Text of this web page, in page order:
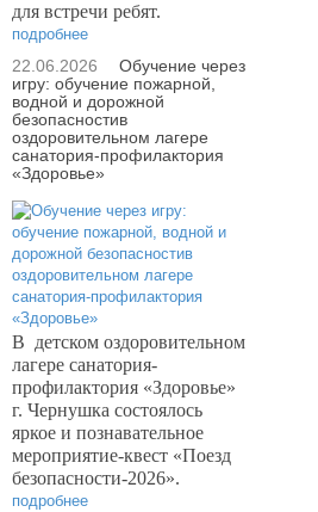
для встречи ребят.
подробнее
22.06.2026
Обучение через
игру: обучение пожарной,
водной и дорожной
безопасностив
оздоровительном лагере
санатория-профилактория
«Здоровье»
В детском оздоровительном
лагере санатория-
профилактория «Здоровье»
г. Чернушка состоялось
яркое и познавательное
мероприятие-квест «Поезд
безопасности-2026».
подробнее